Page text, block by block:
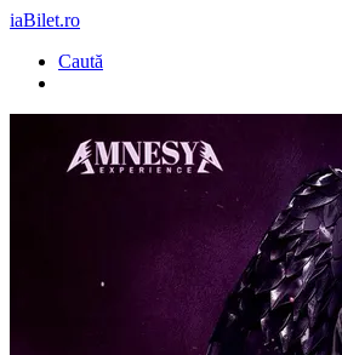
iaBilet.ro
Caută